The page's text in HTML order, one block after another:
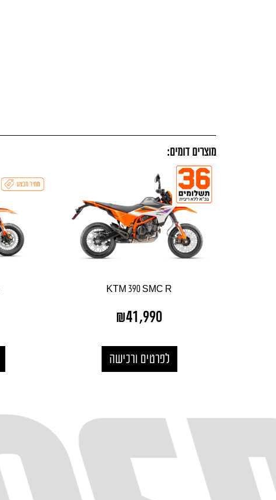
מוצרים דומים:
KTM 390 SMC R
₪41,990
לפרטים ורכישה